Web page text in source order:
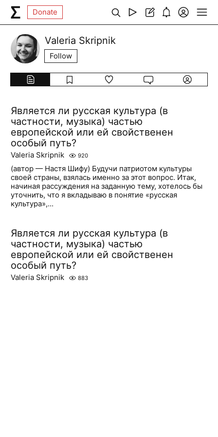
Donate
Valeria Skripnik
Follow
Является ли русская культура (в
частности, музыка) частью
европейской или ей свойственен
особый путь?
Valeria Skripnik 920
(автор — Настя Шифу) Будучи патриотом культуры
своей страны, взялась именно за этот вопрос. Итак,
начиная рассуждения на заданную тему, хотелось бы
уточнить, что я вкладываю в понятие «русская
культура»,...
Является ли русская культура (в
частности, музыка) частью
европейской или ей свойственен
особый путь?
Valeria Skripnik 883